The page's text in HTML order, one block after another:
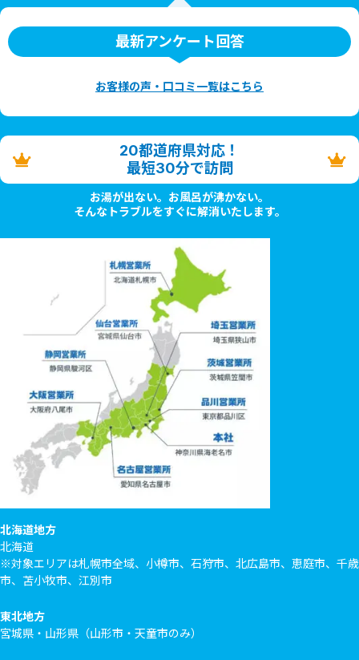
最新アンケート回答
お客様の声・口コミ一覧はこちら
20都道府県対応！
最短30分で訪問
お湯が出ない。お風呂が沸かない。
そんなトラブルをすぐに解消いたします。
北海道地方
北海道
※対象エリアは札幌市全域、小樽市、石狩市、北広島市、恵庭市、千歳
市、苫小牧市、江別市
東北地方
宮城県・山形県（山形市・天童市のみ）